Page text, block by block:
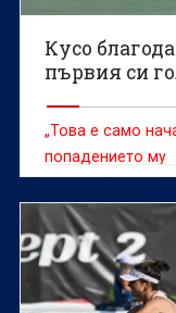
Кусо
първия си
„Това е само
попадението му